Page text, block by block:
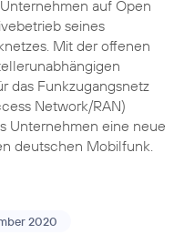
auf Open
seines
Mit der offenen
das Funkzugangsnetz
Network/RAN)
Unternehmen eine neue
deutschen Mobilfunk.
2020